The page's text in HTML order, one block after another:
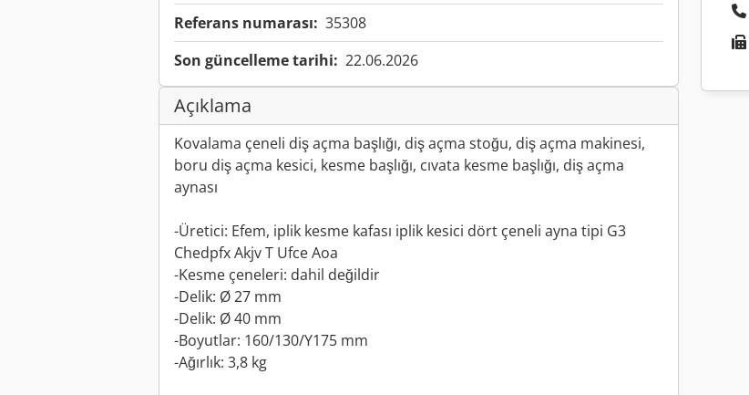
Referans numarası: 35308
Son güncelleme tarihi: 22.06.2026
Açıklama
Kovalama çeneli diş açma başlığı, diş açma stoğu, diş açma makinesi,
boru diş açma kesici, kesme başlığı, cıvata kesme başlığı, diş açma
aynası
-Üretici: Efem, iplik kesme kafası iplik kesici dört çeneli ayna tipi G3
Chedpfx Akjv T Ufce Aoa
-Kesme çeneleri: dahil değildir
-Delik: Ø 27 mm
-Delik: Ø 40 mm
-Boyutlar: 160/130/Y175 mm
-Ağırlık: 3,8 kg